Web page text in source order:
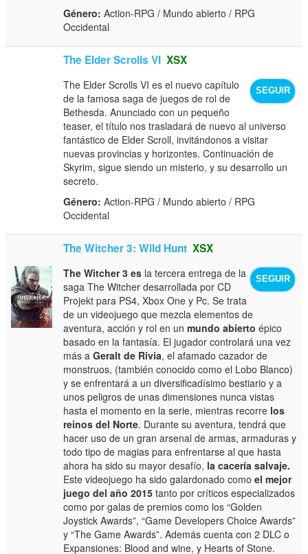
Género: Action-RPG / Mundo abierto / RPG
Occidental
The Elder Scrolls VI XSX
SEGUIR
The Elder Scrolls VI es el nuevo capítulo
de la famosa saga de juegos de rol de
Bethesda. Anunciado con un pequeño
teaser, el título nos trasladará de nuevo al universo
fantástico de Elder Scroll, invitándonos a visitar
nuevas provincias y horizontes. Continuación de
Skyrim, sigue siendo un misterio, y su desarrollo un
secreto.
Género: Action-RPG / Mundo abierto / RPG
Occidental
The Witcher 3: Wild Hunt XSX
SEGUIR
The Witcher 3 es la tercera entrega de la
saga The Witcher desarrollada por CD
Projekt para PS4, Xbox One y Pc. Se trata
de un videojuego que mezcla elementos de
aventura, acción y rol en unmundo abierto épico
basado en la fantasía. El jugador controlará una vez
más aGeralt de Rivia, el afamado cazador de
monstruos, (también conocido como el Lobo Blanco)
y se enfrentará a un diversificadísimo bestiario y a
unos peligros de unas dimensiones nunca vistas
hasta el momento en la serie, mientras recorre los
reinos del Norte. Durante su aventura, tendrá que
hacer uso de un gran arsenal de armas, armaduras y
todo tipo de magias para enfrentarse al que hasta
ahora ha sido su mayor desafío, la cacería salvaje.
Este videojuego ha sido galardonado comoel mejor
juego del año 2015 tanto por críticos especializados
como por galas de premios como los “Golden
Joystick Awards”, “Game Developers Choice Awards”
y “The Game Awards”. Además cuenta con 2 DLC o
Expansiones: Blood and wine, y Hearts of Stone.